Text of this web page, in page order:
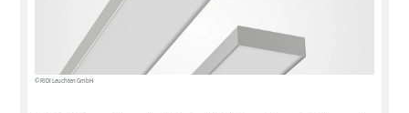
© RIDI Leuchten GmbH